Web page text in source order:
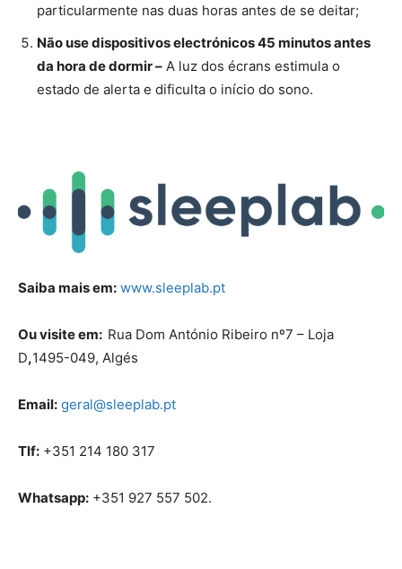
particularmente nas duas horas antes de se deitar;
Não use dispositivos electrónicos 45 minutos antes
da hora de dormir – A luz dos écrans estimula o
estado de alerta e dificulta o início do sono.
Saiba mais em: www.sleeplab.pt
Ou visite em: Rua Dom António Ribeiro nº7 – Loja
D,1495-049, Algés
Email: geral@sleeplab.pt
Tlf: +351 214 180 317
Whatsapp: +351 927 557 502.